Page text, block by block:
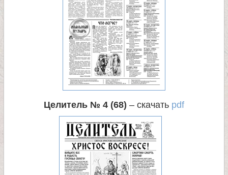
Целитель № 4 (68) – скачать pdf